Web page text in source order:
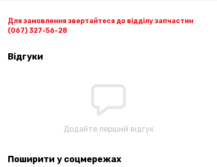
Для замовлення звертайтеся до відділу запчастин
(067) 327-56-28
Відгуки
Додайте перший відгук
Поширити у соцмережах